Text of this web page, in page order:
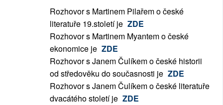
Rozhovor s Martinem Pilařem o české
literatuře 19.století je ZDE
Rozhovor s Martinem Myantem o české
ekonomice je ZDE
Rozhovor s Janem Čulíkem o české historii
od středověku do současnosti je ZDE
Rozhovor s Janem Čulíkem o české literatuře
dvacátého století je ZDE